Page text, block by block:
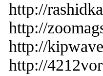
http://
http://
http://
http://